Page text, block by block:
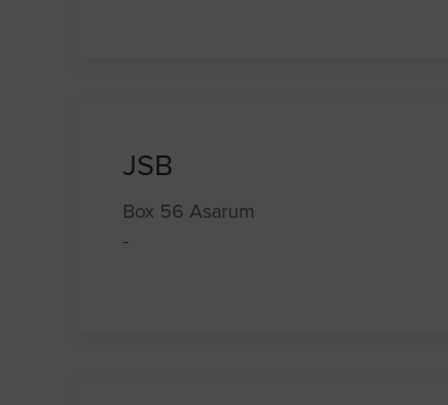
JSB
Box 56 Asarum
-